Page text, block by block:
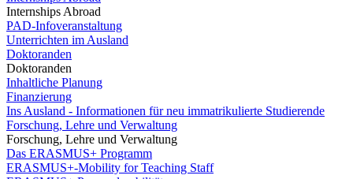
Internships Abroad
PAD-Infoveranstaltung
Unterrichten im Ausland
Doktoranden
Doktoranden
Inhaltliche Planung
Finanzierung
Ins Ausland - Informationen für neu immatrikulierte Studierende
Forschung, Lehre und Verwaltung
Forschung, Lehre und Verwaltung
Das ERASMUS+ Programm
ERASMUS+-Mobility for Teaching Staff